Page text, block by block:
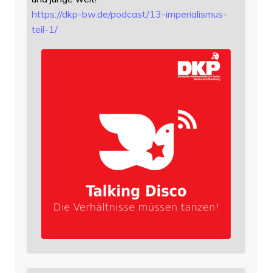
https://dkp-bw.de/podcast/13-imperialismus-
teil-1/